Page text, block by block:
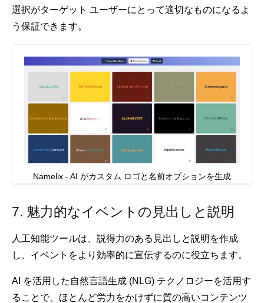
選択がターゲット ユーザーにとって適切なものになるよ
う保証できます。
Namelix - AI がカスタム ロゴと名前オプションを生成
7. 魅力的なイベントの見出しと説明
人工知能ツールは、説得力のある見出しと説明を作成
し、イベントをより効率的に宣伝するのに役立ちます。
AI を活用した自然言語生成 (NLG) テクノロジーを活用す
ることで、ほとんど労力をかけずに質の高いコンテンツ